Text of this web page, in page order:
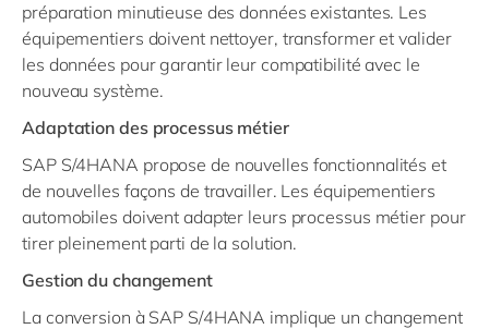
préparation minutieuse des données existantes. Les
équipementiers doivent nettoyer, transformer et valider
les données pour garantir leur compatibilité avec le
nouveau système.
Adaptation des processus métier
SAP S/4HANA propose de nouvelles fonctionnalités et
de nouvelles façons de travailler. Les équipementiers
automobiles doivent adapter leurs processus métier pour
tirer pleinement parti de la solution.
Gestion du changement
La conversion à SAP S/4HANA implique un changement